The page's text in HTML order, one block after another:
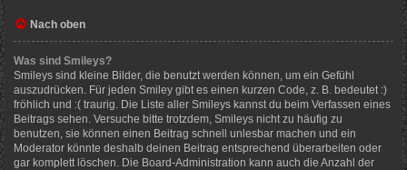
Nach oben
Was sind Smileys?
Smileys sind kleine Bilder, die benutzt werden können, um ein Gefühl
auszudrücken. Für jeden Smiley gibt es einen kurzen Code, z. B. bedeutet :)
fröhlich und :( traurig. Die Liste aller Smileys kannst du beim Verfassen eines
Beitrags sehen. Versuche bitte trotzdem, Smileys nicht zu häufig zu
benutzen, sie können einen Beitrag schnell unlesbar machen und ein
Moderator könnte deshalb deinen Beitrag entsprechend überarbeiten oder
gar komplett löschen. Die Board-Administration kann auch die Anzahl der